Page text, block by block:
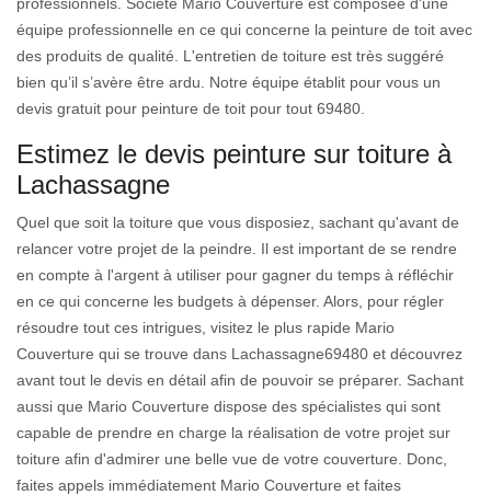
équipe professionnelle en ce qui concerne la peinture de toit avec
des produits de qualité. L'entretien de toiture est très suggéré
bien qu’il s’avère être ardu. Notre équipe établit pour vous un
devis gratuit pour peinture de toit pour tout 69480.
Estimez le devis peinture sur toiture à
Lachassagne
Quel que soit la toiture que vous disposiez, sachant qu'avant de
relancer votre projet de la peindre. Il est important de se rendre
en compte à l'argent à utiliser pour gagner du temps à réfléchir
en ce qui concerne les budgets à dépenser. Alors, pour régler
résoudre tout ces intrigues, visitez le plus rapide Mario
Couverture qui se trouve dans Lachassagne69480 et découvrez
avant tout le devis en détail afin de pouvoir se préparer. Sachant
aussi que Mario Couverture dispose des spécialistes qui sont
capable de prendre en charge la réalisation de votre projet sur
toiture afin d'admirer une belle vue de votre couverture. Donc,
faites appels immédiatement Mario Couverture et faites